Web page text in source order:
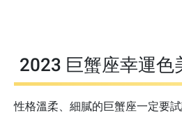
2023 巨蟹座幸運色
性格溫柔、細膩的巨蟹座一定要